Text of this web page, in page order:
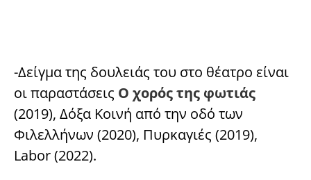
-Δείγμα της δουλειάς του στο θέατρο είναι
οι παραστάσεις Ο χορός της φωτιάς
(2019), Δόξα Κοινή από την οδό των
Φιλελλήνων (2020), Πυρκαγιές (2019),
Labor (2022).